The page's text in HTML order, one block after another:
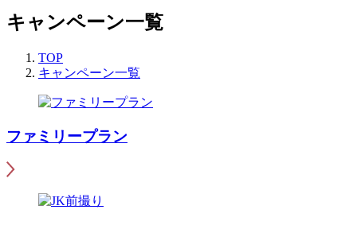
キャンペーン一覧
TOP
キャンペーン一覧
ファミリープラン